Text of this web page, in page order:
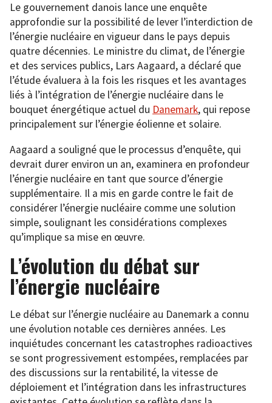
Le gouvernement danois lance une enquête
approfondie sur la possibilité de lever l’interdiction de
l’énergie nucléaire en vigueur dans le pays depuis
quatre décennies. Le ministre du climat, de l’énergie
et des services publics, Lars Aagaard, a déclaré que
l’étude évaluera à la fois les risques et les avantages
liés à l’intégration de l’énergie nucléaire dans le
bouquet énergétique actuel du Danemark, qui repose
principalement sur l’énergie éolienne et solaire.
Aagaard a souligné que le processus d’enquête, qui
devrait durer environ un an, examinera en profondeur
l’énergie nucléaire en tant que source d’énergie
supplémentaire. Il a mis en garde contre le fait de
considérer l’énergie nucléaire comme une solution
simple, soulignant les considérations complexes
qu’implique sa mise en œuvre.
L’évolution du débat sur
l’énergie nucléaire
Le débat sur l’énergie nucléaire au Danemark a connu
une évolution notable ces dernières années. Les
inquiétudes concernant les catastrophes radioactives
se sont progressivement estompées, remplacées par
des discussions sur la rentabilité, la vitesse de
déploiement et l’intégration dans les infrastructures